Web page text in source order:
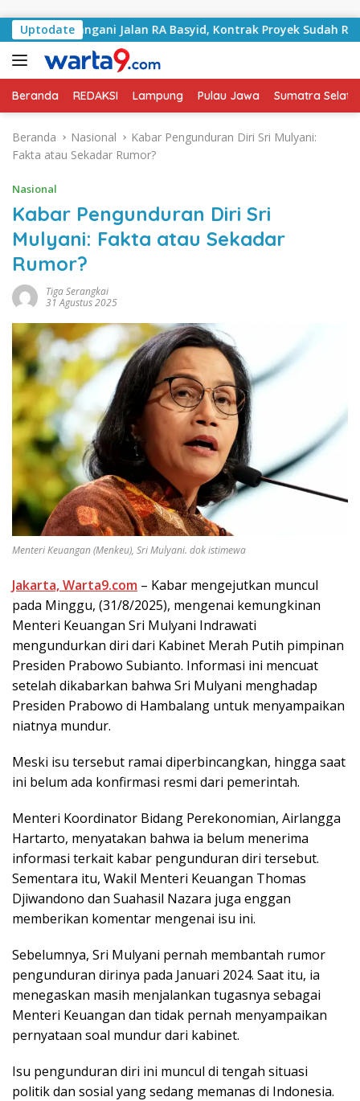
Uptodate
Tangani Jalan RA Basyid, Kontrak Proyek Sudah Rampung
Beranda REDAKSI Lampung Pulau Jawa Sumatra
Beranda Nasional
Kabar Pengunduran Diri Sri Mulyani:
Fakta atau Sekadar Rumor?
Nasional
Kabar Pengunduran Diri Sri
Mulyani: Fakta atau Sekadar
Rumor?
Tiga Serangkai
31 Agustus 2025
Menteri Keuangan (Menkeu), Sri Mulyani. dok istimewa
Jakarta, Warta9.com – Kabar mengejutkan muncul
pada Minggu, (31/8/2025), mengenai kemungkinan
Menteri Keuangan Sri Mulyani Indrawati
mengundurkan diri dari Kabinet Merah Putih pimpinan
Presiden Prabowo Subianto. Informasi ini mencuat
setelah dikabarkan bahwa Sri Mulyani menghadap
Presiden Prabowo di Hambalang untuk menyampaikan
niatnya mundur.
Meski isu tersebut ramai diperbincangkan, hingga saat
ini belum ada konfirmasi resmi dari pemerintah.
Menteri Koordinator Bidang Perekonomian, Airlangga
Hartarto, menyatakan bahwa ia belum menerima
informasi terkait kabar pengunduran diri tersebut.
Sementara itu, Wakil Menteri Keuangan Thomas
Djiwandono dan Suahasil Nazara juga enggan
memberikan komentar mengenai isu ini.
Sebelumnya, Sri Mulyani pernah membantah rumor
pengunduran dirinya pada Januari 2024. Saat itu, ia
menegaskan masih menjalankan tugasnya sebagai
Menteri Keuangan dan tidak pernah menyampaikan
pernyataan soal mundur dari kabinet.
Isu pengunduran diri ini muncul di tengah situasi
politik dan sosial yang sedang memanas di Indonesia.